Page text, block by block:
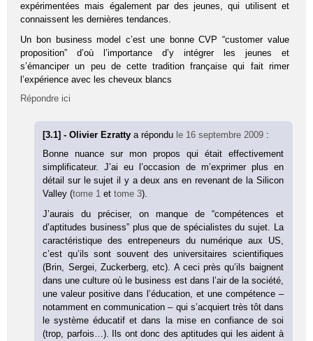
expérimentées mais également par des jeunes, qui utilisent et
connaissent les dernières tendances.
Un bon business model c’est une bonne CVP “customer value
proposition” d’où l’importance d’y intégrer les jeunes et
s’émanciper un peu de cette tradition française qui fait rimer
l’expérience avec les cheveux blancs
Répondre ici
[3.1] - Olivier Ezrattya répondu le 16 septembre 2009 :
Bonne nuance sur mon propos qui était effectivement
simplificateur. J’ai eu l’occasion de m’exprimer plus en
détail sur le sujet il y a deux ans en revenant de la Silicon
Valley (tome 1 ettome 3).
J’aurais du préciser, on manque de “compétences et
d’aptitudes business” plus que de spécialistes du sujet. La
caractéristique des entrepeneurs du numérique aux US,
c’est qu’ils sont souvent des universitaires scientifiques
(Brin, Sergei, Zuckerberg, etc). A ceci près qu’ils baignent
dans une culture où le business est dans l’air de la société,
une valeur positive dans l’éducation, et une compétence –
notamment en communication – qui s’acquiert très tôt dans
le système éducatif et dans la mise en confiance de soi
(trop, parfois…). Ils ont donc des aptitudes qui les aident à